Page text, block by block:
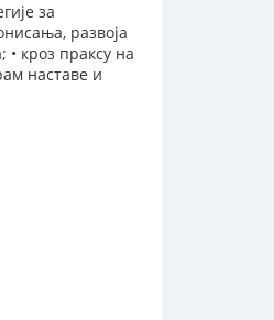
за
развоја
кроз праксу на
наставе и